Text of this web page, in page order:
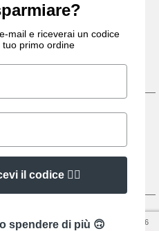
GALLERIA DEL CORSO 1 -
— REA number MI-2608168.
vedere qui
-
sui cookie-Site Map
Copyright 2026
mail e riceverai un codice
primo ordine
il codice 👍🏼
spendere di più 🙃